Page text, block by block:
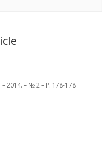
2014. – № 2 – P. 178-178